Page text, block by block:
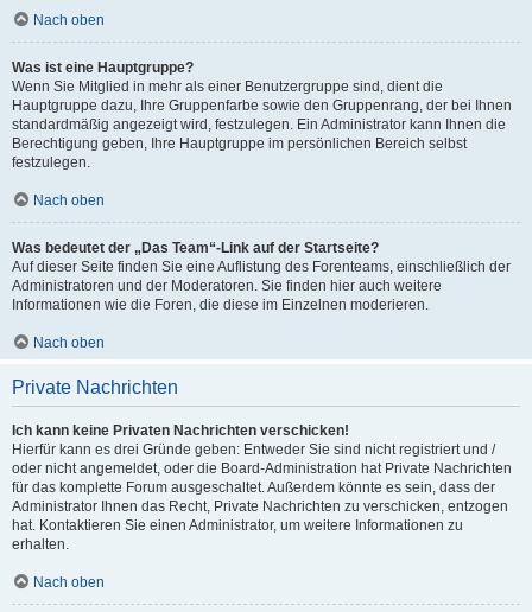
Nach oben
Was ist eine Hauptgruppe?
Wenn Sie Mitglied in mehr als einer Benutzergruppe sind, dient die
Hauptgruppe dazu, Ihre Gruppenfarbe sowie den Gruppenrang, der bei Ihnen
standardmäßig angezeigt wird, festzulegen. Ein Administrator kann Ihnen die
Berechtigung geben, Ihre Hauptgruppe im persönlichen Bereich selbst
festzulegen.
Nach oben
Was bedeutet der „Das Team“-Link auf der Startseite?
Auf dieser Seite finden Sie eine Auflistung des Forenteams, einschließlich der
Administratoren und der Moderatoren. Sie finden hier auch weitere
Informationen wie die Foren, die diese im Einzelnen moderieren.
Nach oben
Private Nachrichten
Ich kann keine Privaten Nachrichten verschicken!
Hierfür kann es drei Gründe geben: Entweder Sie sind nicht registriert und /
oder nicht angemeldet, oder die Board-Administration hat Private Nachrichten
für das komplette Forum ausgeschaltet. Außerdem könnte es sein, dass der
Administrator Ihnen das Recht, Private Nachrichten zu verschicken, entzogen
hat. Kontaktieren Sie einen Administrator, um weitere Informationen zu
erhalten.
Nach oben